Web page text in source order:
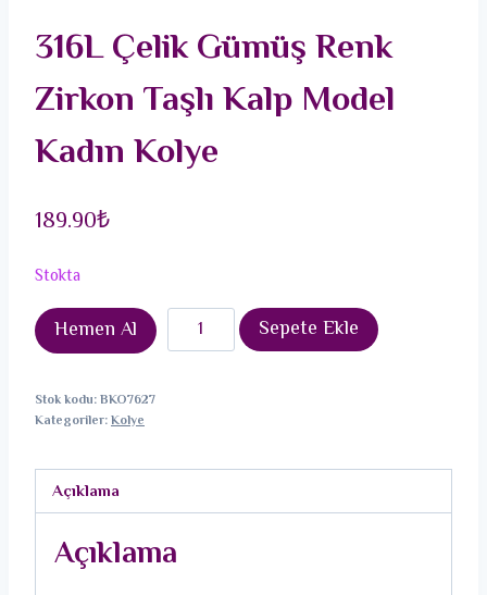
316L Çelik Gümüş Renk
Zirkon Taşlı Kalp Model
Kadın Kolye
189.90₺
Stokta
Hemen Al
316L
Çelik
Taşlı
Kadın
Sepete Ekle
Stok kodu:BKO7627
Kategoriler:Kolye
Açıklama
Açıklama